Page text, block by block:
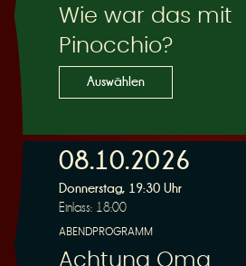
r
u
Wie war das mit
Pinocchio?
Auswählen
08.10.2026
Donnerstag, 19:30 Uhr
Einlass: 18:00
ABENDPROGRAMM
Achtung Oma